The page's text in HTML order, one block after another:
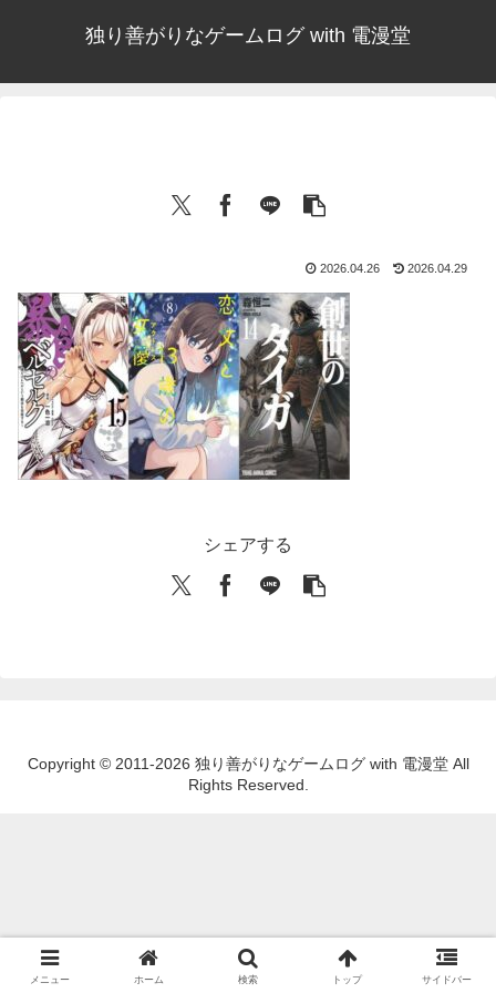
独り善がりなゲームログ with 電漫堂
2026.04.26 2026.04.29
シェアする
Copyright © 2011-2026 独り善がりなゲームログ with 電漫堂 All
Rights Reserved.
メニュー ホーム 検索 トップ サイドバー